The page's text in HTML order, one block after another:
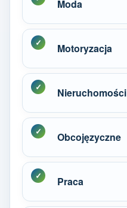
Moda
Motoryzacja
Nieruchomości
Obcojęzyczne
Praca